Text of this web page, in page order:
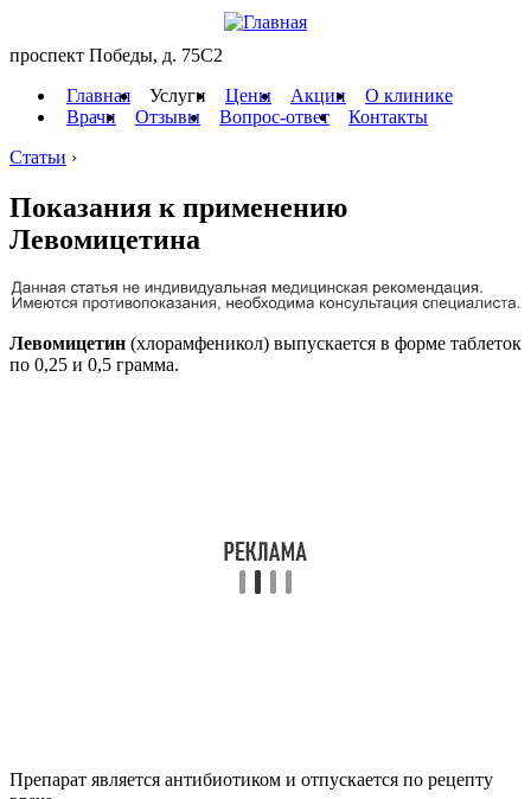
проспект Победы, д. 75C2
Главная
Услуги Цены Акции
О клинике
Врачи
Отзывы Вопрос-ответ
Контакты
Статьи ›
Показания к применению
Левомицетина
Левомицетин (хлорамфеникол) выпускается в форме таблеток
по 0,25 и 0,5 грамма.
Препарат является антибиотиком и отпускается по рецепту